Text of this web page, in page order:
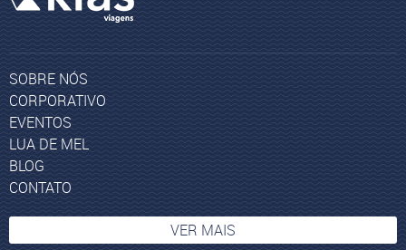
SOBRE NÓS
CORPORATIVO
EVENTOS
LUA DE MEL
BLOG
CONTATO
VER MAIS